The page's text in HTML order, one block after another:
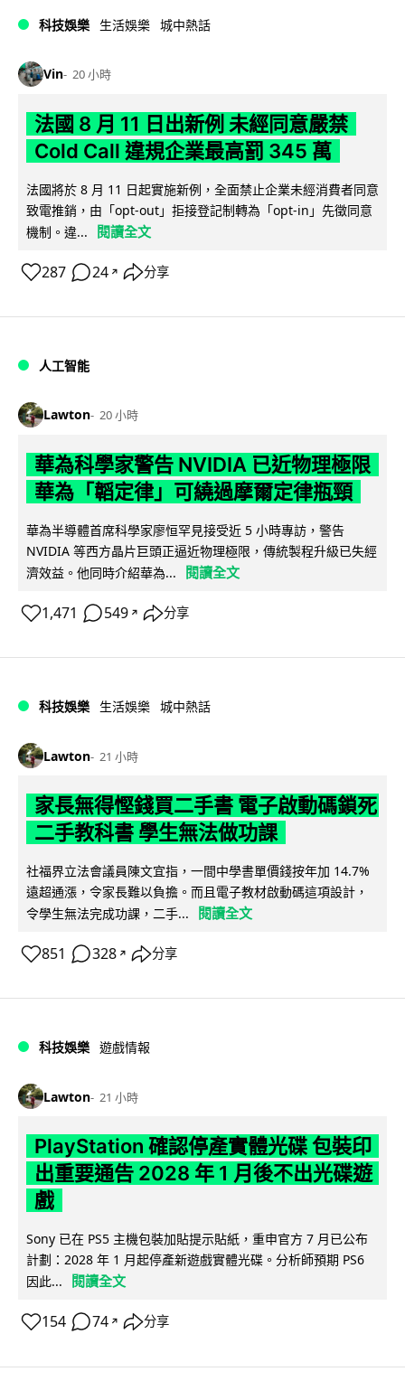
科技娛樂 生活娛樂 城中熱話
Vin 20 小時
法國 8 月 11 日出新例 未經同意嚴禁
Cold Call 違規企業最高罰 345 萬
法國將於 8 月 11 日起實施新例，全面禁止企業未經消費者同意
致電推銷，由「opt-out」拒接登記制轉為「opt-in」先徵同意
機制。違...
閱讀全文
287 24 ↗ 分享
人工智能
Lawton 20 小時
華為科學家警告 NVIDIA 已近物理極限
華為「韜定律」可繞過摩爾定律瓶頸
華為半導體首席科學家廖恒罕見接受近 5 小時專訪，警告
NVIDIA 等西方晶片巨頭正逼近物理極限，傳統製程升級已失經
濟效益。他同時介紹華為...
閱讀全文
1,471 549 ↗ 分享
科技娛樂 生活娛樂 城中熱話
Lawton 21 小時
家長無得慳錢買二手書 電子啟動碼鎖死
二手教科書 學生無法做功課
社福界立法會議員陳文宜指，一間中學書單價錢按年加 14.7%
遠超通漲，令家長難以負擔。而且電子教材啟動碼這項設計，
令學生無法完成功課，二手...
閱讀全文
851 328 ↗ 分享
科技娛樂 遊戲情報
Lawton 21 小時
PlayStation 確認停產實體光碟 包裝印
出重要通告 2028 年 1 月後不出光碟遊
戲
Sony 已在 PS5 主機包裝加貼提示貼紙，重申官方 7 月已公布
計劃：2028 年 1 月起停產新遊戲實體光碟。分析師預期 PS6
因此...
閱讀全文
154 74 ↗ 分享